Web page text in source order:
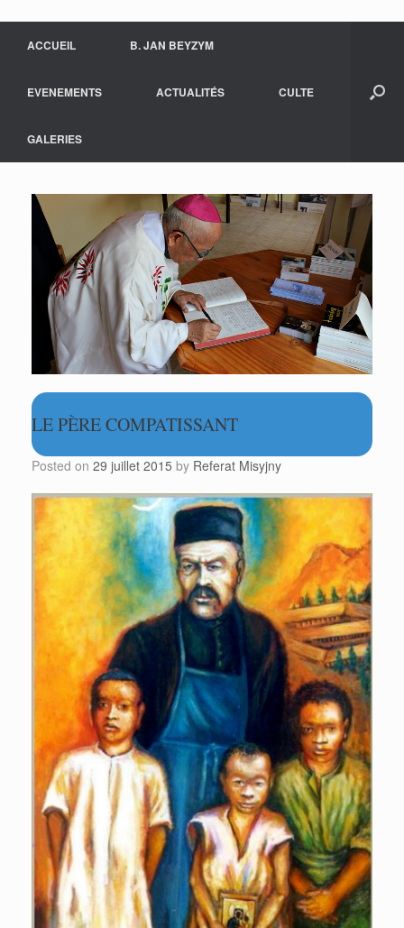
ACCUEIL B. JAN BEYZYM
EVENEMENTS ACTUALITÉS CULTE
GALERIES
LE PÈRE COMPATISSANT
Posted on 29 juillet 2015 by Referat Misyjny